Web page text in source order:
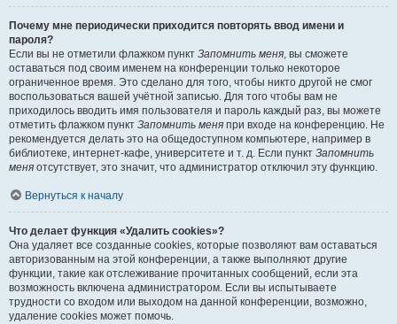
Почему мне периодически приходится повторять ввод имени и
пароля?
Если вы не отметили флажком пункт Запомнить меня, вы сможете
оставаться под своим именем на конференции только некоторое
ограниченное время. Это сделано для того, чтобы никто другой не смог
воспользоваться вашей учётной записью. Для того чтобы вам не
приходилось вводить имя пользователя и пароль каждый раз, вы можете
отметить флажком пункт Запомнить меня при входе на конференцию. Не
рекомендуется делать это на общедоступном компьютере, например в
библиотеке, интернет-кафе, университете и т. д. Если пункт Запомнить
меня отсутствует, это значит, что администратор отключил эту функцию.
Вернуться к началу
Что делает функция «Удалить cookies»?
Она удаляет все созданные cookies, которые позволяют вам оставаться
авторизованным на этой конференции, а также выполняют другие
функции, такие как отслеживание прочитанных сообщений, если эта
возможность включена администратором. Если вы испытываете
трудности со входом или выходом на данной конференции, возможно,
удаление cookies может помочь.